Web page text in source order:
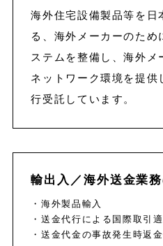
海外住宅設備製品等を日
る、海外メーカーのため
ステムを整備し、海外メ
ネットワーク環境を提供
行受託しています。
輸出入／海外送金業
・海外製品輸入
・送金代行による国際取引
・送金代金の事故発生時返